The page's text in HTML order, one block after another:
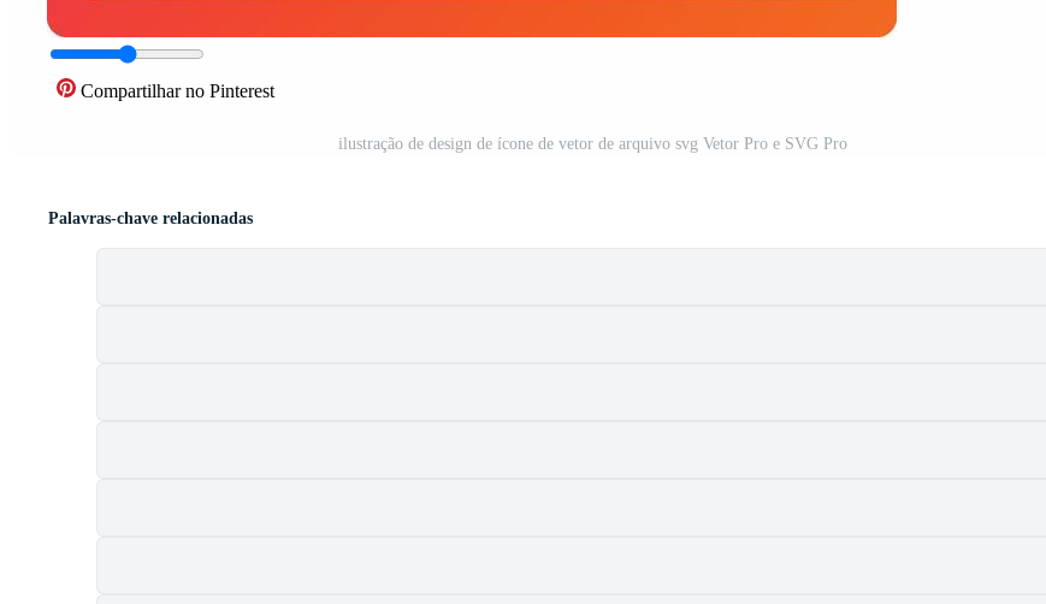
Compartilhar no Pinterest
ilustração de design de ícone de vetor de arquivo svg Vetor Pro e SVG Pro
Palavras-chave relacionadas